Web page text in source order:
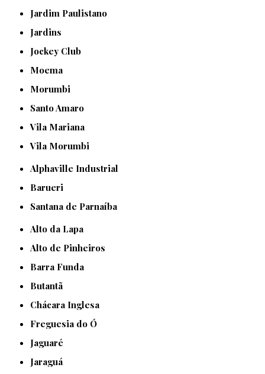
Jardim Paulistano
Jardins
Jockey Club
Moema
Morumbi
Santo Amaro
Vila Mariana
Vila Morumbi
Alphaville Industrial
Barueri
Santana de Parnaíba
Alto da Lapa
Alto de Pinheiros
Barra Funda
Butantã
Chácara Inglesa
Freguesia do Ó
Jaguaré
Jaraguá